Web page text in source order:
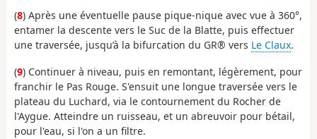
(8) Après une éventuelle pause pique-nique avec vue à 360°,
entamer la descente vers le Suc de la Blatte, puis effectuer
une traversée, jusqu’à la bifurcation du GR® vers Le Claux.
(9) Continuer à niveau, puis en remontant, légèrement, pour
franchir le Pas Rouge. S'ensuit une longue traversée vers le
plateau du Luchard, via le contournement du Rocher de
l'Aygue. Atteindre un ruisseau, et un abreuvoir pour bétail,
pour l'eau, si l'on a un filtre.